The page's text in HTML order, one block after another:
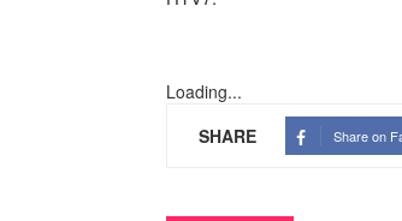
Loading...
SHARE
Share on